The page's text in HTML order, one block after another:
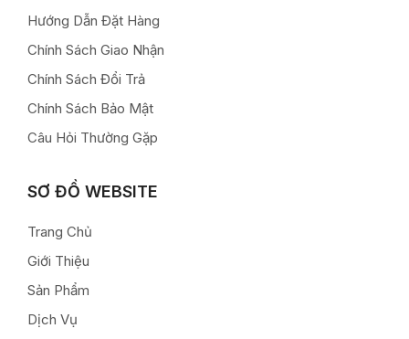
Hướng Dẫn Đặt Hàng
Chính Sách Giao Nhận
Chính Sách Đổi Trả
Chính Sách Bảo Mật
Câu Hỏi Thường Gặp
SƠ ĐỒ WEBSITE
Trang Chủ
Giới Thiệu
Sản Phẩm
Dịch Vụ